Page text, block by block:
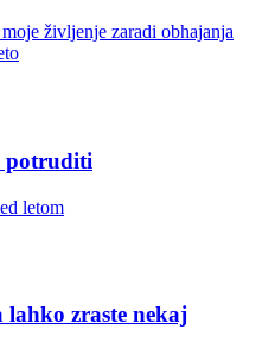
življenje zaradi obhajanja
potruditi
letom
lahko zraste nekaj